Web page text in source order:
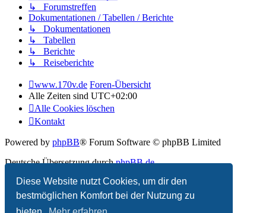
Diese Website nutzt Cookies, um dir den
bestmöglichen Komfort bei der Nutzung zu
↳ Forumstreffen
Dokumentationen / Tabellen / Berichte
↳ Dokumentationen
↳ Tabellen
↳ Berichte
↳ Reiseberichte
www.170v.de Foren-Übersicht
Alle Zeiten sind UTC+02:00
Alle Cookies löschen
Kontakt
Powered by phpBB® Forum Software © phpBB Limited
Deutsche Übersetzung durchphpBB.de
Datenschutz |Nutzungsbedingungen